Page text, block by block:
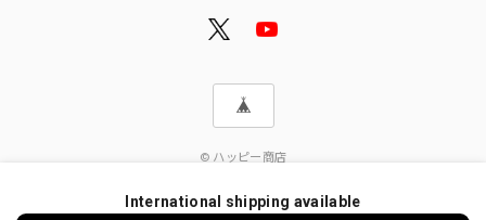
© ハッピー商店
International shipping available